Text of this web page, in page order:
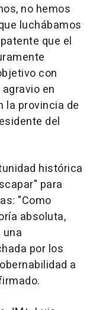
no hemos
luchábamos
que el
con
en
la provincia de
del
histórica
para
"Como
absoluta,
por los
a